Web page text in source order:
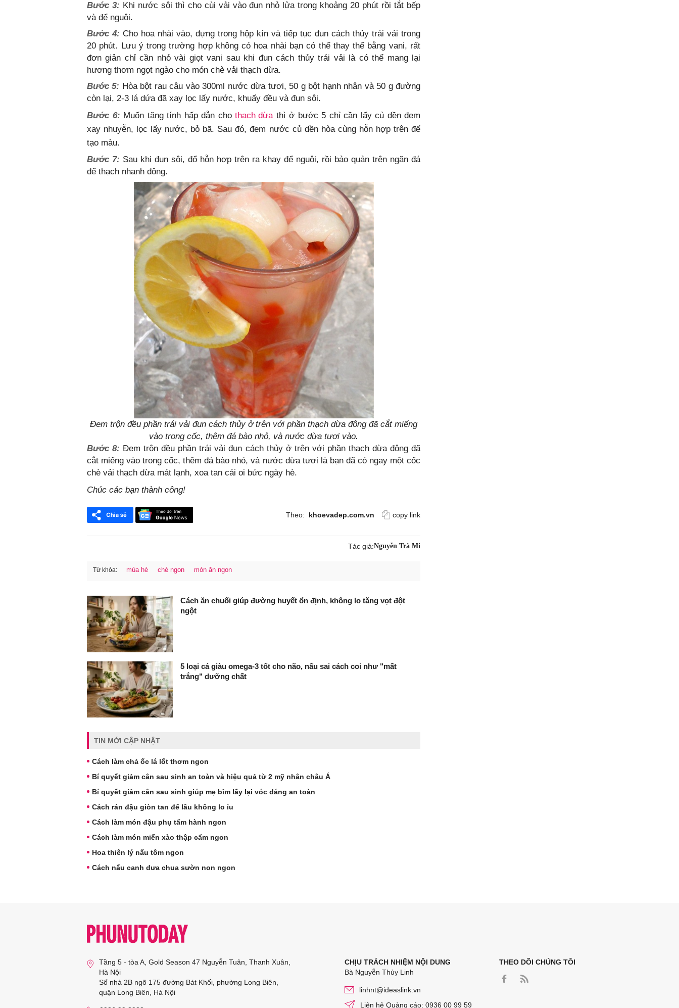
Bước 3: Khi nước sôi thì cho cùi vải vào đun nhỏ lửa trong khoảng 20 phút rồi tắt bếp
và để nguội.
Bước 4: Cho hoa nhài vào, đựng trong hộp kín và tiếp tục đun cách thủy trái vải trong
20 phút. Lưu ý trong trường hợp không có hoa nhài bạn có thể thay thế bằng vani, rất
đơn giản chỉ cần nhỏ vài giọt vani sau khi đun cách thủy trái vải là có thể mang lại
hương thơm ngọt ngào cho món chè vải thạch dừa.
Bước 5: Hòa bột rau câu vào 300ml nước dừa tươi, 50 g bột hạnh nhân và 50 g đường
còn lại, 2-3 lá dứa đã xay lọc lấy nước, khuấy đều và đun sôi.
Bước 6: Muốn tăng tính hấp dẫn cho thạch dừathì ở bước 5 chỉ cần lấy củ dền đem
xay nhuyễn, lọc lấy nước, bỏ bã. Sau đó, đem nước củ dền hòa cùng hỗn hợp trên để
tạo màu.
Bước 7: Sau khi đun sôi, đổ hỗn hợp trên ra khay để nguội, rồi bảo quản trên ngăn đá
để thạch nhanh đông.
Đem trộn đều phần trái vải đun cách thủy ở trên với phần thạch dừa đông đã cắt miếng
vào trong cốc, thêm đá bào nhỏ, và nước dừa tươi vào.
Bước 8: Đem trộn đều phần trái vải đun cách thủy ở trên với phần thạch dừa đông đã
cắt miếng vào trong cốc, thêm đá bào nhỏ, và nước dừa tươi là bạn đã có ngay một cốc
chè vải thạch dừa mát lạnh, xoa tan cái oi bức ngày hè.
Chúc các bạn thành công!
Theo: khoevadep.com.vn copy link
Tác giả:Nguyễn Trà Mi
Từ khóa: mùa hè chè ngon món ăn ngon
Cách ăn chuối giúp đường huyết ổn định, không lo tăng vọt đột
ngột
5 loại cá giàu omega-3 tốt cho não, nấu sai cách coi như "mất
trắng" dưỡng chất
TIN MỚI CẬP NHẬT
Cách làm chả ốc lá lốt thơm ngon
Bí quyết giảm cân sau sinh an toàn và hiệu quả từ 2 mỹ nhân châu Á
Bí quyết giảm cân sau sinh giúp mẹ bỉm lấy lại vóc dáng an toàn
Cách rán đậu giòn tan để lâu không lo ỉu
Cách làm món đậu phụ tẩm hành ngon
Cách làm món miến xào thập cẩm ngon
Hoa thiên lý nấu tôm ngon
Cách nấu canh dưa chua sườn non ngon
Tầng 5 - tòa A, Gold Season 47 Nguyễn Tuân, Thanh Xuân,
Hà Nội
Số nhà 2B ngõ 175 đường Bát Khối, phường Long Biên,
quận Long Biên, Hà Nội
CHỊU TRÁCH NHIỆM NỘI DUNG
Bà Nguyễn Thùy Linh
linhnt@ideaslink.vn
Liên hệ Quảng cáo: 0936 00 99 59
THEO DÕI CHÚNG TÔI